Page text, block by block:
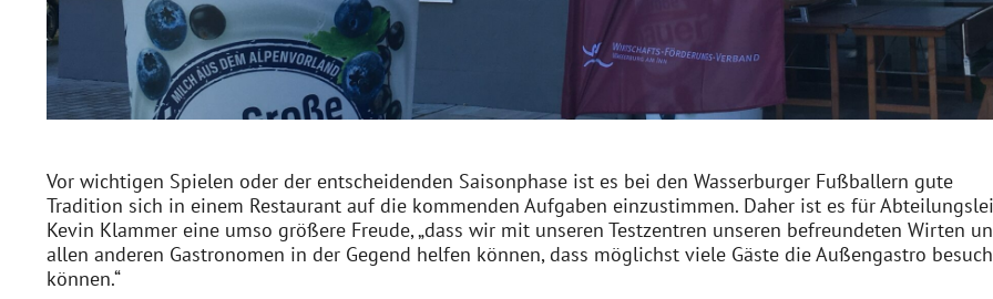
Vor wichtigen Spielen oder der entscheidenden Saisonphase ist es bei den Wasserburger Fußballern gute
Tradition sich in einem Restaurant auf die kommenden Aufgaben einzustimmen. Daher ist es für
Kevin Klammer eine umso größere Freude, „dass wir mit unseren Testzentren unseren befreundeten Wirten
allen anderen Gastronomen in der Gegend helfen können, dass möglichst viele Gäste die Außengastro
können.“